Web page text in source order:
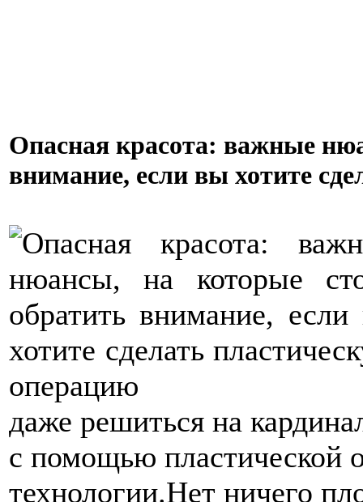
Опасная красота: важные
внимание, если вы хотите
даже решиться на
с помощью пластической
технологии.Нет ничего